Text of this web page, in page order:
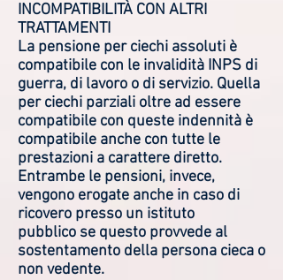
INCOMPATIBILITÀ CON ALTRI
TRATTAMENTI
La pensione per ciechi assoluti è
compatibile con le invalidità INPS di
guerra, di lavoro o di servizio. Quella
per ciechi parziali oltre ad essere
compatibile con queste indennità è
compatibile anche con tutte le
prestazioni a carattere diretto.
Entrambe le pensioni, invece,
vengono erogate anche in caso di
ricovero presso un istituto
pubblico se questo provvede al
sostentamento della persona cieca o
non vedente.